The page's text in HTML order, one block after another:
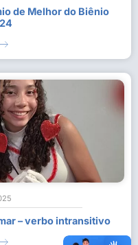
de Melhor do Biênio
– verbo intransitivo